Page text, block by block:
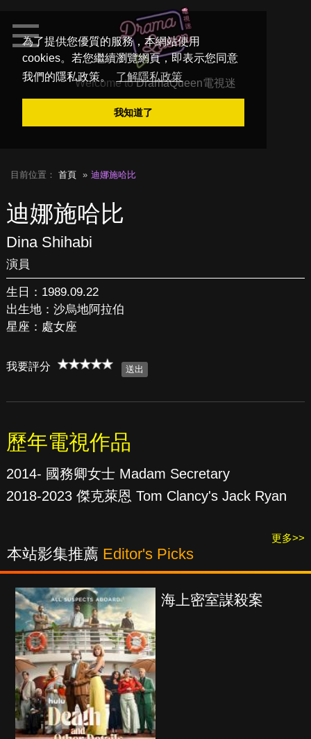
為了提供您優質的服務，本網站使用
cookies。若您繼續瀏覽網頁，即表示您同意
我們的隱私政策。
了解隱私政策
我知道了
Welcome toDramaQueen電視迷
目前位置： 首頁 迪娜施哈比
迪娜施哈比
Dina Shihabi
演員
生日：1989.09.22
出生地：沙烏地阿拉伯
星座：處女座
我要評分
歷年電視作品
2014- 國務卿女士 Madam Secretary
2018-2023 傑克萊恩 Tom Clancy's Jack Ryan
更多>>
本站影集推薦 Editor's Picks
海上密室謀殺案